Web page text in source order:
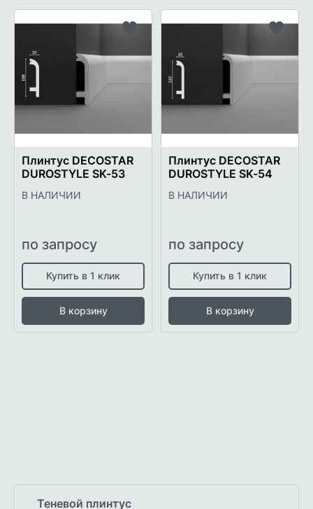
Теневой плинтус
список
Плинтус DECOSTAR
DUROSTYLE SK-53
В НАЛИЧИИ
по запросу
Купить в 1 клик
В корзину
список
Плинтус DECOSTAR
DUROSTYLE SK-54
В НАЛИЧИИ
по запросу
Купить в 1 клик
В корзину